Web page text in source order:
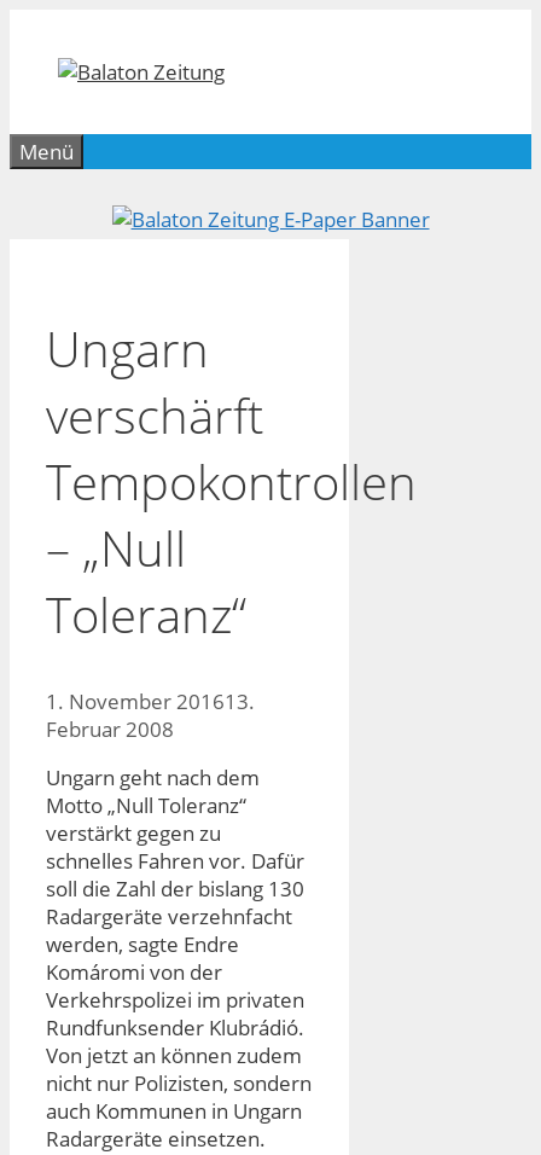
springen
Menü
Ungarn
verschärft
Tempokontrollen
– „Null
Toleranz“
1. November 201613.
Februar 2008
Ungarn geht nach dem
Motto „Null Toleranz“
verstärkt gegen zu
schnelles Fahren vor. Dafür
soll die Zahl der bislang 130
Radargeräte verzehnfacht
werden, sagte Endre
Komáromi von der
Verkehrspolizei im privaten
Rundfunksender Klubrádió.
Von jetzt an können zudem
nicht nur Polizisten, sondern
auch Kommunen in Ungarn
Radargeräte einsetzen.